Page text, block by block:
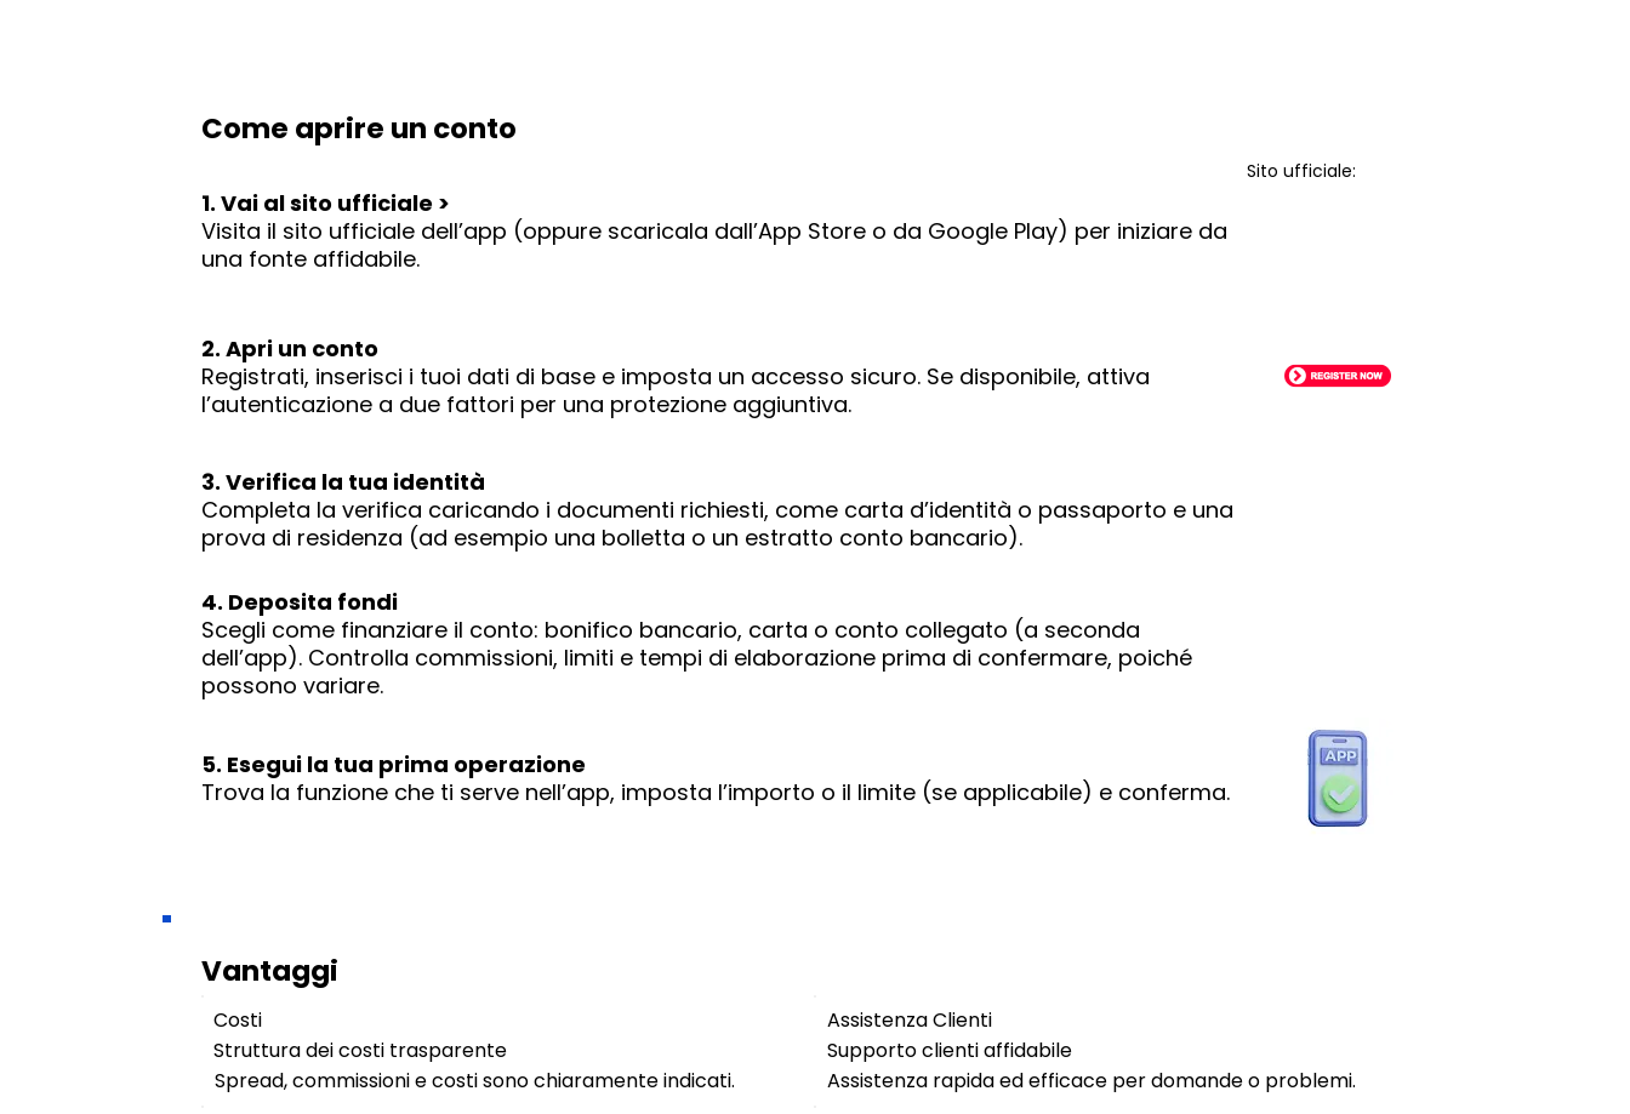
Come aprire un conto
1. Vai al sito ufficiale >
Visita il sito ufficiale dell’app (oppure scaricala dall’App Store o da Google Play) per iniziare da
una fonte affidabile.
2. Apri un conto
Registrati, inserisci i tuoi dati di base e imposta un accesso sicuro. Se disponibile, attiva
l’autenticazione a due fattori per una protezione aggiuntiva.
3. Verifica la tua identità
Completa la verifica caricando i documenti richiesti, come carta d’identità o passaporto e una
prova di residenza (ad esempio una bolletta o un estratto conto bancario).
4. Deposita fondi
Scegli come finanziare il conto: bonifico bancario, carta o conto collegato (a seconda
dell’app). Controlla commissioni, limiti e tempi di elaborazione prima di confermare, poiché
possono variare.
5. Esegui la tua prima operazione
Trova la funzione che ti serve nell’app, imposta l’importo o il limite (se applicabile) e conferma.
Sito ufficiale:
Vantaggi
Costi
Struttura dei costi trasparente
Spread, commissioni e costi sono chiaramente indicati.
Assistenza Clienti
Supporto clienti affidabile
Assistenza rapida ed efficace per domande o problemi.